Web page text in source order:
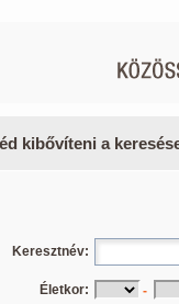
kibővíteni a
Keresztnév:
Életkor: -